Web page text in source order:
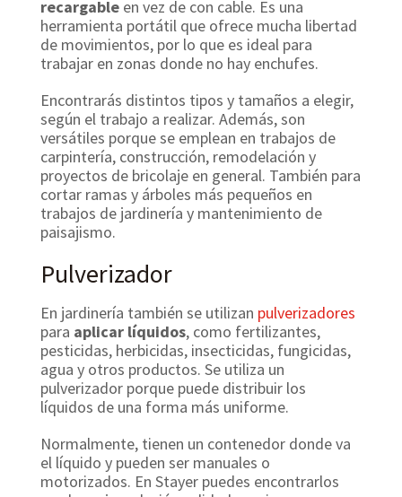
recargable en vez de con cable. Es una
herramienta portátil que ofrece mucha libertad
de movimientos, por lo que es ideal para
trabajar en zonas donde no hay enchufes.
Encontrarás distintos tipos y tamaños a elegir,
según el trabajo a realizar. Además, son
versátiles porque se emplean en trabajos de
carpintería, construcción, remodelación y
proyectos de bricolaje en general. También para
cortar ramas y árboles más pequeños en
trabajos de jardinería y mantenimiento de
paisajismo.
Pulverizador
En jardinería también se utilizan pulverizadores
para aplicar líquidos, como fertilizantes,
pesticidas, herbicidas, insecticidas, fungicidas,
agua y otros productos. Se utiliza un
pulverizador porque puede distribuir los
líquidos de una forma más uniforme.
Normalmente, tienen un contenedor donde va
el líquido y pueden ser manuales o
motorizados. En Stayer puedes encontrarlos